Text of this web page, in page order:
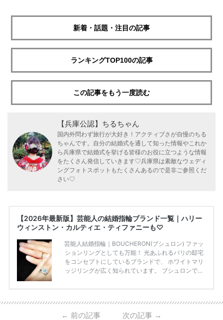
新着・話題・注目の記事
ランキングTOP100の記事
この記事をもう一度読む
【兵庫公認】ちるちゃん
国内外問わず旅行が大好き！アクティブさが自慢のちる
ちゃんです。自分の結婚式を通して知った情報やこれか
ら兵庫県で結婚式を挙げる皆様のお役に立つような情報
をたくさん発信していきます♡兵庫県は素敵なウェディ
ングフォトスポットもたくさんあるので是非ご参照くだ
さい♡
【2026年最新版】芸能人の結婚指輪ブランド一覧｜ハリー
ウィンストン・カルティエ・ティファニーも♡
芸能人結婚指輪｜BOUCHERON(ブシュロン) ファッ
ションリングとしても万能！ 光あふれるパリの邸宅
をコンセプトにしているブランドで、 ホワイトマリ
ッジリングが広く知られています。 ブシュロンで特
ング」は、 小栗さんと山田さんが結婚指輪に選ばれ
なので、 とても人気となっているのです。 その相場
は、10～30万円ほどとなっています。 小栗旬さん・
← 前の記事 次の記事 →